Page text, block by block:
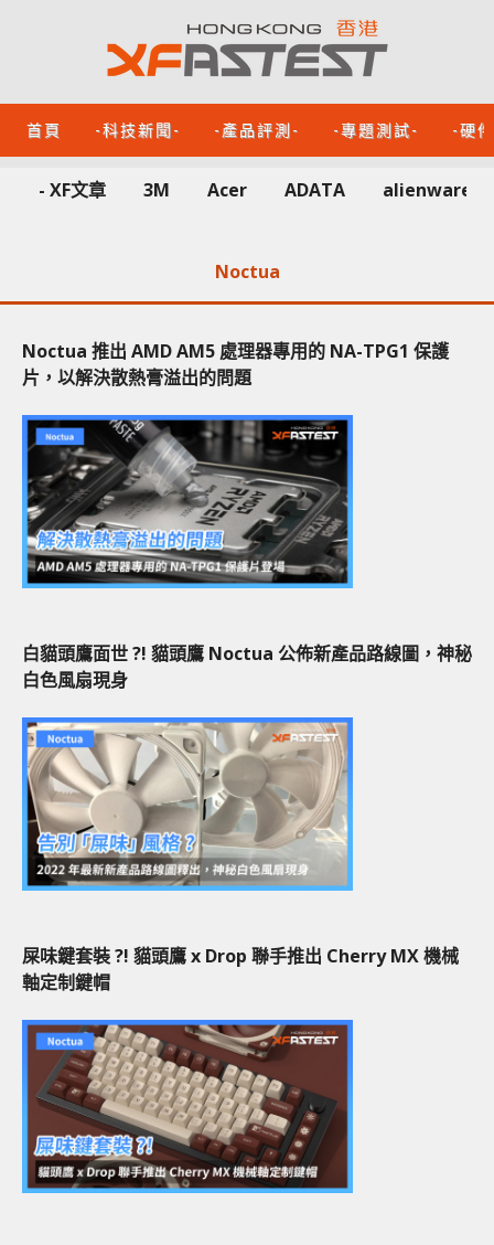
首頁 -科技新聞- -產品評測- -專題測試- -硬
- XF文章 3M Acer ADATA alienware
Noctua
Noctua 推出 AMD AM5 處理器專用的 NA-TPG1 保護
片，以解決散熱膏溢出的問題
白貓頭鷹面世 ?! 貓頭鷹 Noctua 公佈新產品路線圖，神秘
白色風扇現身
屎味鍵套裝 ?! 貓頭鷹 x Drop 聯手推出 Cherry MX 機械
軸定制鍵帽